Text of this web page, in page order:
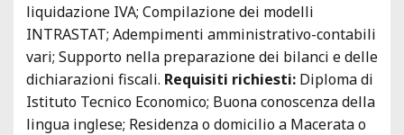
liquidazione IVA; Compilazione dei modelli
INTRASTAT; Adempimenti amministrativo-contabili
vari; Supporto nella preparazione dei bilanci e delle
dichiarazioni fiscali. Requisiti richiesti: Diploma di
Istituto Tecnico Economico; Buona conoscenza della
lingua inglese; Residenza o domicilio a Macerata o